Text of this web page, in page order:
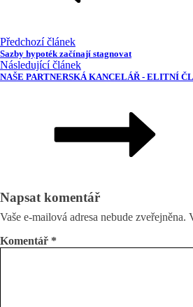
Předchozí článek
Sazby hypoték začínají stagnovat
Následující článek
NAŠE PARTNERSKÁ KANCELÁŘ - ELITNÍ
Napsat komentář
Vaše e-mailová adresa nebude zveřejněna.
Komentář *